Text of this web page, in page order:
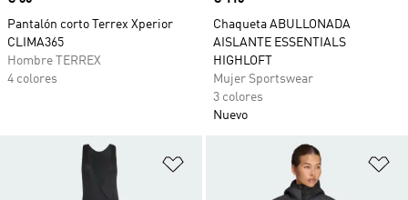
Pantalón corto Terrex Xperior
CLIMA365
Hombre TERREX
4 colores
Chaqueta ABULLONADA
AISLANTE ESSENTIALS
HIGHLOFT
Mujer Sportswear
3 colores
Nuevo
Añadir a la lista de deseos